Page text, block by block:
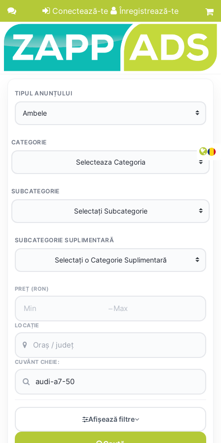
Conectează-te Înregistrează-te
TIPUL ANUNȚULUI
CATEGORIE
SUBCATEGORIE
SUBCATEGORIE SUPLIMENTARĂ
PREȚ (RON)
–
LOCAȚIE
CUVÂNT CHEIE:
Afișează filtre